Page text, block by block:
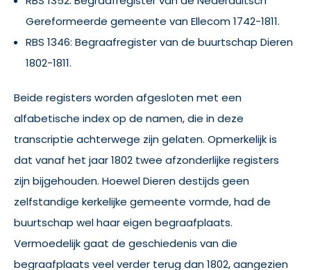
Gereformeerde gemeente van Ellecom 1742-1811.
RBS 1346: Begraafregister van de buurtschap Dieren
1802-1811.
Beide registers worden afgesloten met een
alfabetische index op de namen, die in deze
transcriptie achterwege zijn gelaten. Opmerkelijk is
dat vanaf het jaar 1802 twee afzonderlijke registers
zijn bijgehouden. Hoewel Dieren destijds geen
zelfstandige kerkelijke gemeente vormde, had de
buurtschap wel haar eigen begraafplaats.
Vermoedelijk gaat de geschiedenis van die
begraafplaats veel verder terug dan 1802, aangezien